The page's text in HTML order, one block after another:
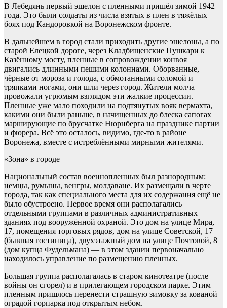
В Лебедянь первый эшелон с пленными пришёл зимой 1942
года. Это были солдаты из числа взятых в плен в тяжёлых
боях под Кандоровкой на Воронежском фронте.
В дальнейшем в город стали приходить другие эшелоны, а по
старой Елецкой дороге, через Кладбищенские Пушкари к
Казённому мосту, пленные в сопровож­дении конвоя
двигались длинными пешими колоннами. Оборванные,
чёрные от мороза и голода, с обмотанными соломой и
тряпками ногами, они шли через город. Жители молча
провожали угрюмым взглядом эти жалкие процессии.
Пленные уже мало походили на подтянутых вояк вермахта,
какими они были раньше, в начищенных до блеска сапогах
марширующие по брусчатке Нюрнберга на празднике партии
и фюрера. Всё это осталось, видимо, где-то в районе
Воронежа, вместе с истреблёнными мирными жителями.
«Зона» в городе
Национальный состав военнопленных был разнородным:
немцы, румыны, венгры, молдаване. Их размещали в черте
города, так как специального места для их содержания ещё не
было обустроено. Первое время они располагались
отдельными группами в различных административных
зданиях под вооружённой охраной. Это дом на улице Мира,
17, помещения торговых рядов, дом на улице Советской, 17
(бывшая гостиница), двухэтажный дом на улице Поч­товой, 8
(дом купца Фудельмана) — в этом здании первоначально
находилось управление по размещению пленных.
Большая группа располагалась в старом кинотеатре (после
войны он сгорел) и в прилегающем городском парке. Этим
пленным пришлось перенести страшную зимовку за кованой
оградой горпарка под открытым небом.